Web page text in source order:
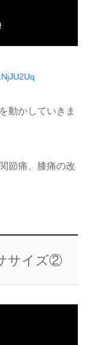
動かしていきま
節痛、膝痛の改
サイズ②